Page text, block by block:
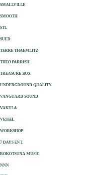
SMALLVILLE
SMOOTH
STL
SUED
TERRE THAEMLITZ
THEO PARRISH
TREASURE BOX
UNDERGROUND QUALITY
VANGUARD SOUND
VAKULA
VESSEL
WORKSHOP
7 DAYS ENT.
ROKOTSUNA MUSIC
NNN